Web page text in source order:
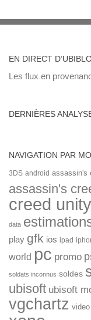
EN DIRECT
Les flux en
DERNIÈRES
NAVIGATION PAR
3DS android assassin's
assassin's
creed unity
data
play gfk ios ipad
world pc promo
soldats inconnus soldes
ubisoft ubisoft
vgchartz video